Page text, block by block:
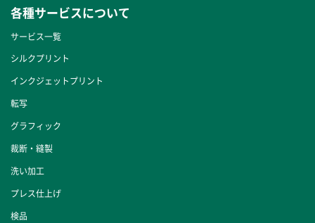
各種サービスについて
サービス一覧
シルクプリント
インクジェットプリント
転写
グラフィック
裁断・縫製
洗い加工
プレス仕上げ
検品